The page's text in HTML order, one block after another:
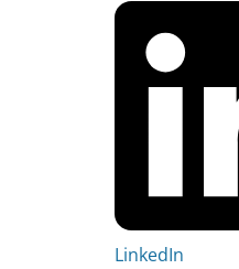
LinkedIn